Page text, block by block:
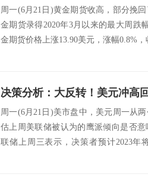
周一(6月21日)黄金期货收高，部分挽
金期货录得2020年3月以来的最大周跌
金期货价格上涨13.90美元，涨幅0.8%
周一(6月21日)美市盘中，美元周一从
估上周美联储被认为的鹰派倾向是否
联储上周三表示，决策者预计2023年